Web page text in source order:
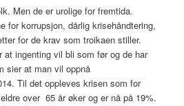
Men de er urolige for fremtida.
for korrupsjon, dårlig krisehåndtering,
for de krav som troikaen stiller.
at ingenting vil bli som før og de har
sier at man vil oppnå
Til det oppleves krisen som for
over 65 år øker og er nå på 19%.